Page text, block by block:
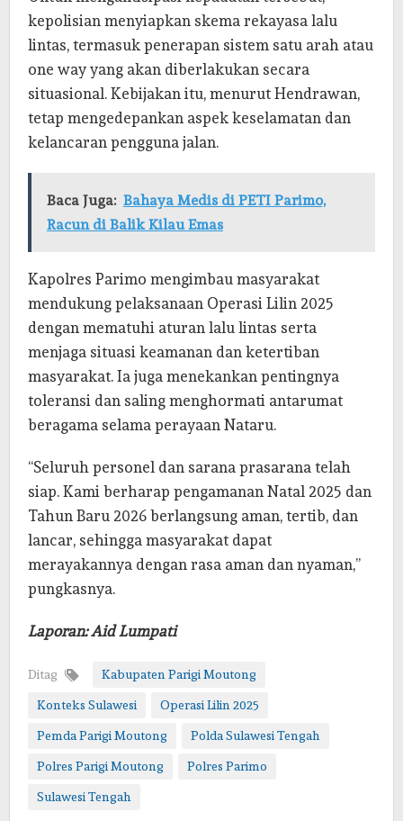
kepolisian menyiapkan skema rekayasa lalu
lintas, termasuk penerapan sistem satu arah atau
one way yang akan diberlakukan secara
situasional. Kebijakan itu, menurut Hendrawan,
tetap mengedepankan aspek keselamatan dan
kelancaran pengguna jalan.
Baca Juga: Bahaya Medis di PETI Parimo,
Racun di Balik Kilau Emas
Kapolres Parimo mengimbau masyarakat
mendukung pelaksanaan Operasi Lilin 2025
dengan mematuhi aturan lalu lintas serta
menjaga situasi keamanan dan ketertiban
masyarakat. Ia juga menekankan pentingnya
toleransi dan saling menghormati antarumat
beragama selama perayaan Nataru.
“Seluruh personel dan sarana prasarana telah
siap. Kami berharap pengamanan Natal 2025 dan
Tahun Baru 2026 berlangsung aman, tertib, dan
lancar, sehingga masyarakat dapat
merayakannya dengan rasa aman dan nyaman,”
pungkasnya.
Laporan: Aid Lumpati
Ditag Kabupaten Parigi Moutong
Konteks Sulawesi Operasi Lilin 2025
Pemda Parigi Moutong Polda Sulawesi Tengah
Polres Parigi Moutong Polres Parimo
Sulawesi Tengah